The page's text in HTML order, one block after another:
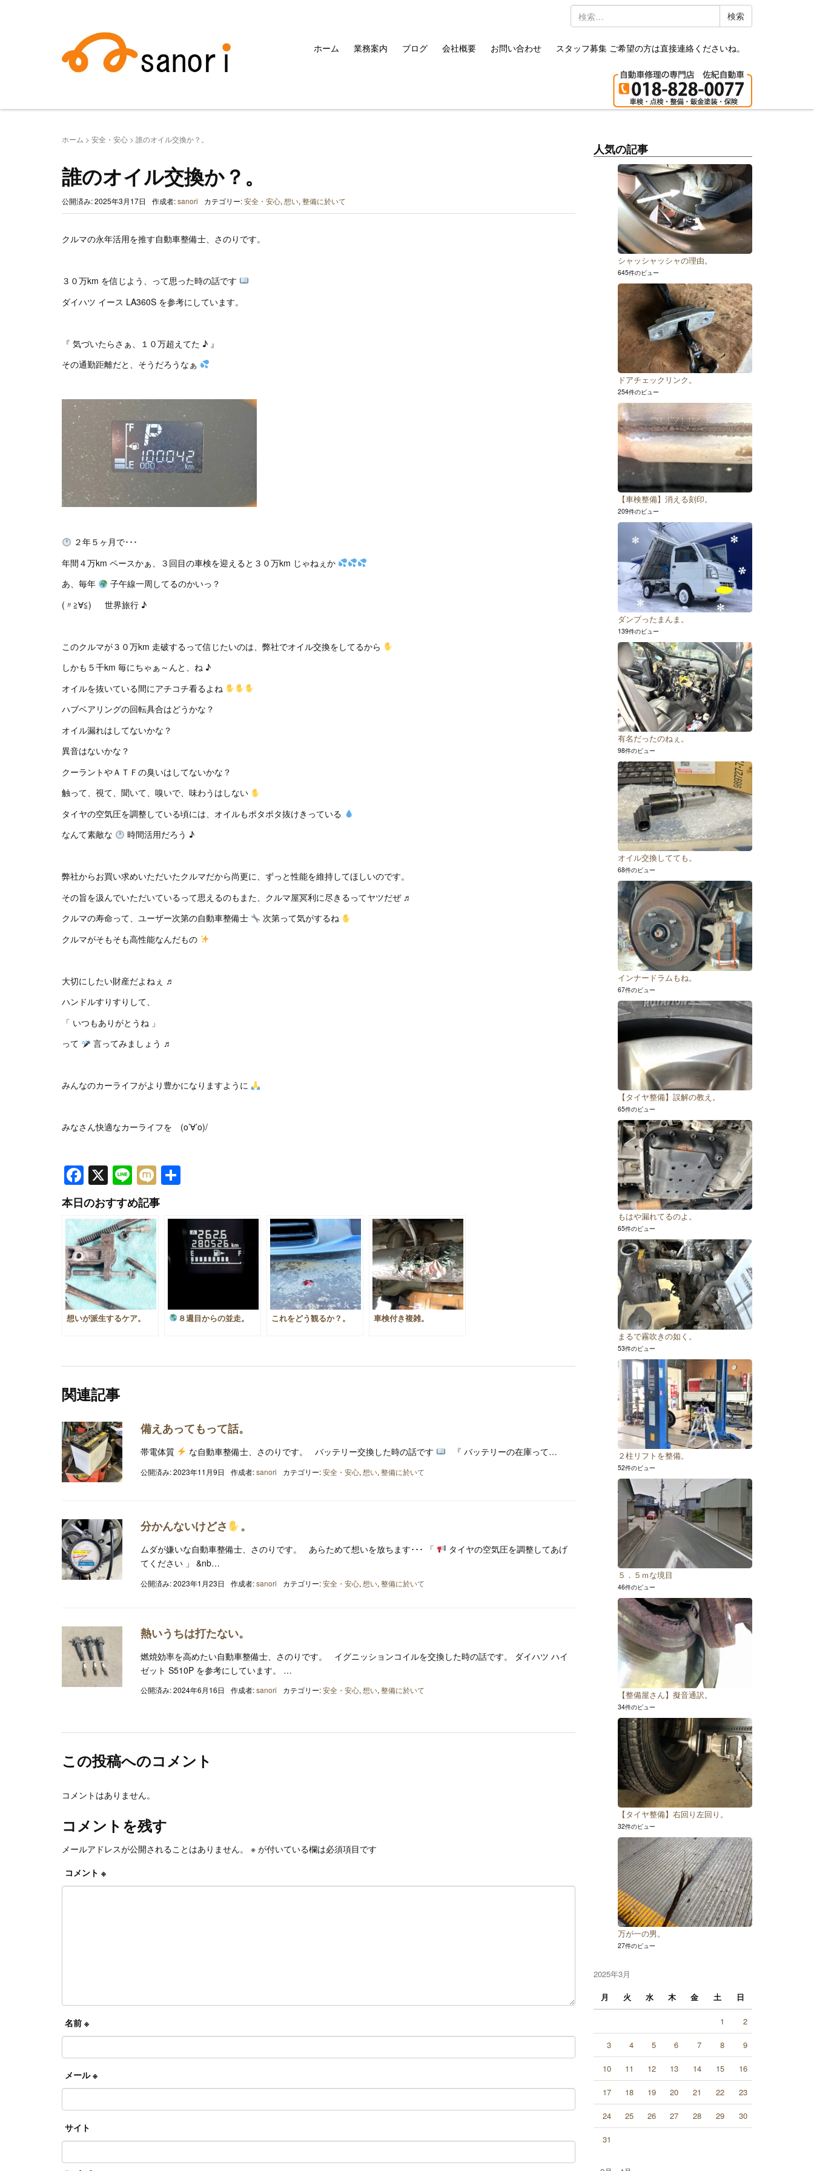
索:
ホーム
業務案内 ブログ 会社概要 お問い合わせ スタッフ募集 ご希望の方は直接連絡くださいね。
ホーム > 安全・安心 > 誰のオイル交換か？。
誰のオイル交換か？。
公開済み: 2025年3月17日 作成者:sanori カテゴリー:安全・安心, 想い, 整備に於いて
クルマの永年活用を推す自動車整備士、さのりです。
３０万km を信じよう、って思った時の話です
ダイハツ イース LA360S を参考にしています。
『 気づいたらさぁ、１０万超えてた ♪ 』
その通勤距離だと、そうだろうなぁ
２年５ヶ月で･･･
年間４万km ペースかぁ、３回目の車検を迎えると３０万km じゃねぇか
あ、毎年
子午線一周してるのかいっ？
(〃≧∀≦)ゞ 世界旅行 ♪
このクルマが３０万km 走破するって信じたいのは、弊社でオイル交換をしてるから
しかも５千km 毎にちゃぁ～んと、ね ♪
オイルを抜いている間にアチコチ看るよね
ハブベアリングの回転具合はどうかな？
オイル漏れはしてないかな？
異音はないかな？
クーラントやＡＴＦの臭いはしてないかな？
触って、視て、聞いて、嗅いで、味わうはしない
タイヤの空気圧を調整している頃には、オイルもポタポタ抜けきっている
なんて素敵な
時間活用だろう ♪
弊社からお買い求めいただいたクルマだから尚更に、ずっと性能を維持してほしいのです。
その旨を汲んでいただいているって思えるのもまた、クルマ屋冥利に尽きるってヤツだぜ ♬
クルマの寿命って、ユーザー次第の自動車整備士
次第って気がするね
クルマがそもそも高性能なんだもの
大切にしたい財産だよねぇ ♬
ハンドルすりすりして、
「 いつもありがとうね 」
って
言ってみましょう ♬
みんなのカーライフがより豊かになりますように
みなさん快適なカーライフを (o’∀’o)/
Facebook
X LineMixi
本日のおすすめ記事
想いが派生するケア。 ８週目からの並走。 これをどう観るか？。 車検付き複雑。
関連記事
備えあってもって話。
帯電体質 な自動車整備士、さのりです。 バッテリー交換した時の話です 『 バッテリーの在庫って…
公開済み: 2023年11月9日 作成者:sanori カテゴリー:安全・安心, 想い, 整備に於いて
分かんないけどさ 。
ムダが嫌いな自動車整備士、さのりです。 あらためて想いを放ちます･･･ 「
タイヤの空気圧を調整してあげ
てください 」 &nb…
公開済み: 2023年1月23日 作成者:sanori カテゴリー:安全・安心, 想い, 整備に於いて
熱いうちは打たない。
燃焼効率を高めたい自動車整備士、さのりです。 イグニッションコイルを交換した時の話です。 ダイハツ ハイ
ゼット S510P を参考にしています。 …
公開済み: 2024年6月16日 作成者:sanori カテゴリー:安全・安心, 想い, 整備に於いて
この投稿へのコメント
コメントはありません。
コメントを残す
メールアドレスが公開されることはありません。 ※ が付いている欄は必須項目です
コメント ※
名前 ※
メール※
サイト
人気の記事
シャッシャッシャの理由。
645件のビュー
ドアチェックリンク。
254件のビュー
【車検整備】消える刻印。
209件のビュー
ダンプったまんま。
139件のビュー
有名だったのねぇ。
98件のビュー
オイル交換してても。
68件のビュー
インナードラムもね。
67件のビュー
【タイヤ整備】誤解の教え。
65件のビュー
もはや漏れてるのよ。
65件のビュー
まるで霧吹きの如く。
53件のビュー
２柱リフトを整備。
52件のビュー
５．５ｍな境目
46件のビュー
【整備屋さん】擬音通訳。
34件のビュー
【タイヤ整備】右回り左回り。
32件のビュー
万が一の男。
27件のビュー
2025年3月
月
火 水 木 金 土 日
1 2
3 4 5 6 7 8 9
10 11 12 13 14 15 16
17 18 19 20 21 22 23
24 25 26 27 28 29 30
31